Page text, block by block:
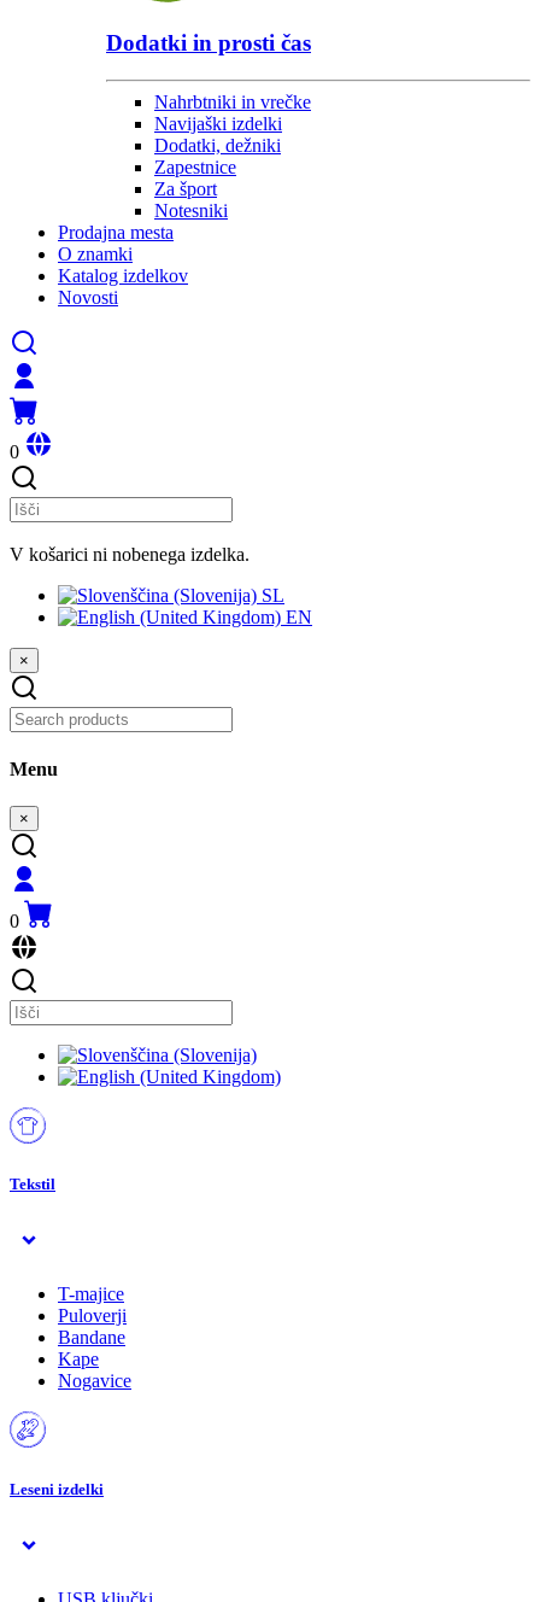
Dodatki in prosti čas
Nahrbtniki in vrečke
Navijaški izdelki
Dodatki, dežniki
Zapestnice
Za šport
Notesniki
Prodajna mesta
O znamki
Katalog izdelkov
Novosti
0
V košarici ni nobenega izdelka.
SL
EN
×
Menu
×
0
Tekstil
T-majice
Puloverji
Bandane
Kape
Nogavice
Leseni izdelki